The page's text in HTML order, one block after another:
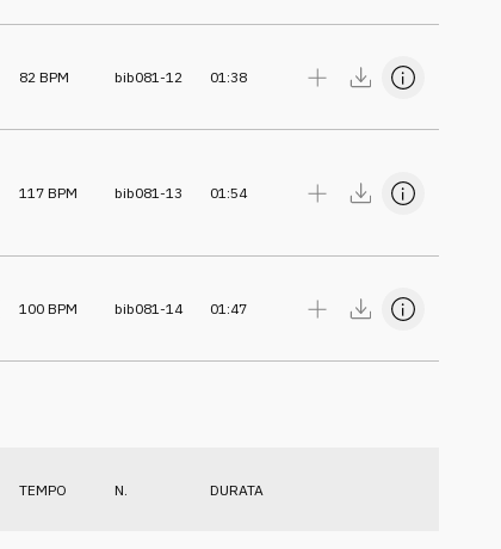
82 BPM bib081-12 01:38
117 BPM bib081-13 01:54
100 BPM bib081-14 01:47
TEMPO N. DURATA